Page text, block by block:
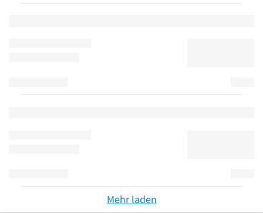
Mehr laden